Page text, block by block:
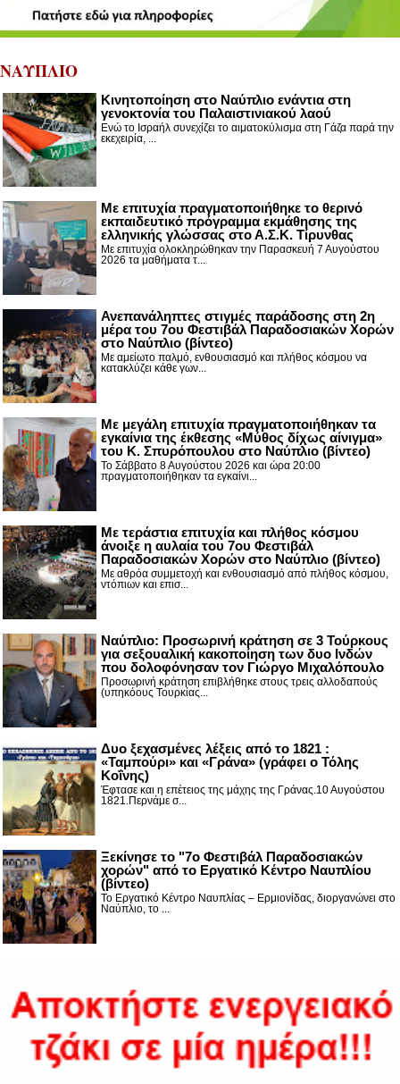
ΝΑΥΠΛΙΟ
Κινητοποίηση στο Ναύπλιο ενάντια στη
γενοκτονία του Παλαιστινιακού λαού
Ενώ το Ισραήλ συνεχίζει το αιματοκύλισμα στη Γάζα παρά την
εκεχειρία, ...
Με επιτυχία πραγματοποιήθηκε το θερινό
εκπαιδευτικό πρόγραμμα εκμάθησης της
ελληνικής γλώσσας στο Α.Σ.Κ. Τίρυνθας
Με επιτυχία ολοκληρώθηκαν την Παρασκευή 7 Αυγούστου
2026 τα μαθήματα τ...
Ανεπανάληπτες στιγμές παράδοσης στη 2η
μέρα του 7ου Φεστιβάλ Παραδοσιακών Χορών
στο Ναύπλιο (βίντεο)
Με αμείωτο παλμό, ενθουσιασμό και πλήθος κόσμου να
κατακλύζει κάθε γων...
Με μεγάλη επιτυχία πραγματοποιήθηκαν τα
εγκαίνια της έκθεσης «Μύθος δίχως αίνιγμα»
του Κ. Σπυρόπουλου στο Ναύπλιο (βίντεο)
Το Σάββατο 8 Αυγούστου 2026 και ώρα 20:00
πραγματοποιήθηκαν τα εγκαίνι...
Με τεράστια επιτυχία και πλήθος κόσμου
άνοιξε η αυλαία του 7ου Φεστιβάλ
Παραδοσιακών Χορών στο Ναύπλιο (βίντεο)
Με αθρόα συμμετοχή και ενθουσιασμό από πλήθος κόσμου,
ντόπιων και επισ...
Ναύπλιο: Προσωρινή κράτηση σε 3 Τούρκους
για σεξουαλική κακοποίηση των δυο Ινδών
που δολοφόνησαν τον Γιώργο Μιχαλόπουλο
Προσωρινή κράτηση επιβλήθηκε στους τρεις αλλοδαπούς
(υπηκόους Τουρκίας...
Δυο ξεχασμένες λέξεις από το 1821 :
«Ταμπούρι» και «Γράνα» (γράφει ο Τόλης
Κοΐνης)
Έφτασε και η επέτειος της μάχης της Γράνας.10 Αυγούστου
1821.Περνάμε σ...
Ξεκίνησε το "7ο Φεστιβάλ Παραδοσιακών
χορών" από το Εργατικό Κέντρο Ναυπλίου
(βίντεο)
Το Εργατικό Κέντρο Ναυπλίας – Ερμιονίδας, διοργανώνει στο
Ναύπλιο, το ...